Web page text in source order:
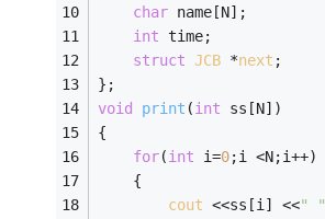
char name[N];
int time;
struct JCB *next ;
};
void
print (int ss[N])
{
for(int i=0;i <N;i++)
	{
cout <<ss[i] <<" "